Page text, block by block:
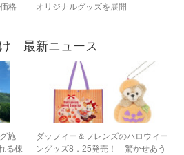
格
オリジナルグッズを展開
最新ニュース
施
る棟
ダッフィー＆フレンズのハロウィー
ングッズ8．25発売！ 驚かせあう